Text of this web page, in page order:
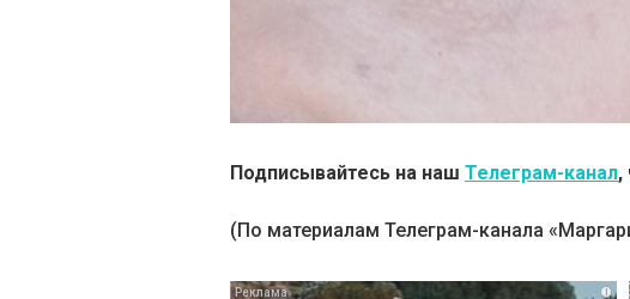
Подписывайтесь на наш Телеграм-канал,
(По материалам Телеграм-канала
i